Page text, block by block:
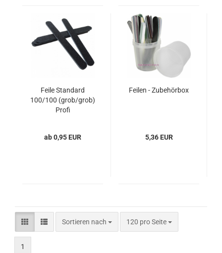
Feile Standard
100/100 (grob/grob)
Profi
ab 0,95 EUR
Feilen - Zubehörbox
5,36 EUR
Sortieren nach
Sortieren nach 120 pro Seite
pro Seite
1